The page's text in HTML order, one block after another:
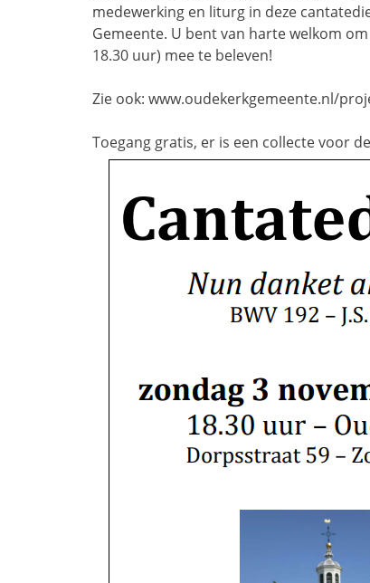
medewerking en liturg in deze
Gemeente. U bent van harte welkom
18.30 uur) mee te beleven!
Zie ook: www.oudekerkgemeente.nl/
Toegang gratis, er is een collecte voor